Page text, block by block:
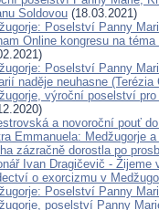
Soldovou (18.03.2021)
Poselství Panny
Online kongresu na
Poselství Panny
naděje neuhasne (Terézia
výroční poselství
a novoroční pouť
Emmanuela: Medžugorje
zázračně dorostla po
Ivan Dragičevič -
o exorcizmu v
Poselství Panny
poselství Panny